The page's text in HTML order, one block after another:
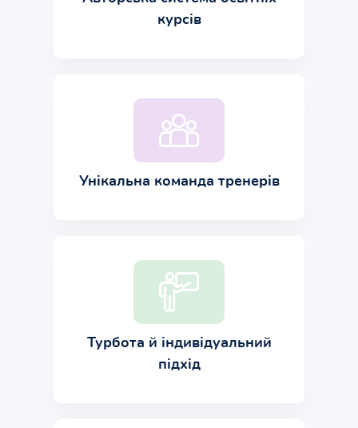
курсів
Унікальна команда тренерів
Турбота й індивідуальний
підхід